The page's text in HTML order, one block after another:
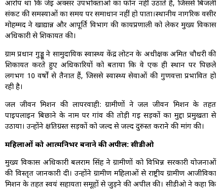
आरोप था कि जेई अक्सर उपभोक्ताओं का फोन नहीं उठाते हैं, जिससे बिजली
संकट की समस्याओं का समय पर समाधान नहीं हो पाता।स्थानीय नागरिक वसीर
मोहम्मद ने खाद्यान्न और आपूर्ति विभाग की कार्यप्रणाली को लेकर मुख्य विकास
अधिकारी से शिकायत की।
ग्राम प्रधान गुड्डू ने सामुदायिक स्वास्थ्य केंद्र लोटन के अधीक्षक अमित चौधरी की
शिकायत करते हुए अधिकारियों को बताया कि वे एक ही स्थान पर पिछले
लगभग 10 वर्षों से तैनात हैं, जिससे स्वास्थ्य सेवाओं की गुणवत्ता प्रभावित हो
रही है।
जल जीवन मिशन की लापरवाही: ग्रामीणों ने जल जीवन मिशन के तहत
पाइपलाइन बिछाने के नाम पर गांव की तोड़ी गई सड़कों का मुद्दा प्रमुखता से
उठाया। उन्होंने क्षतिग्रस्त सड़कों को जल्द से जल्द दुरुस्त कराने की मांग की।
महिलाओं को आत्मनिर्भर बनाने की अपील: सीडीओ
मुख्य विकास अधिकारी बलराम सिंह ने ग्रामीणों को विभिन्न सरकारी योजनाओं
की विस्तृत जानकारी दी। उन्होंने ग्रामीण महिलाओं से राष्ट्रीय ग्रामीण आजीविका
मिशन के तहत स्वयं सहायता समूहों से जुड़ने की अपील की। सीडीओ ने कहा कि